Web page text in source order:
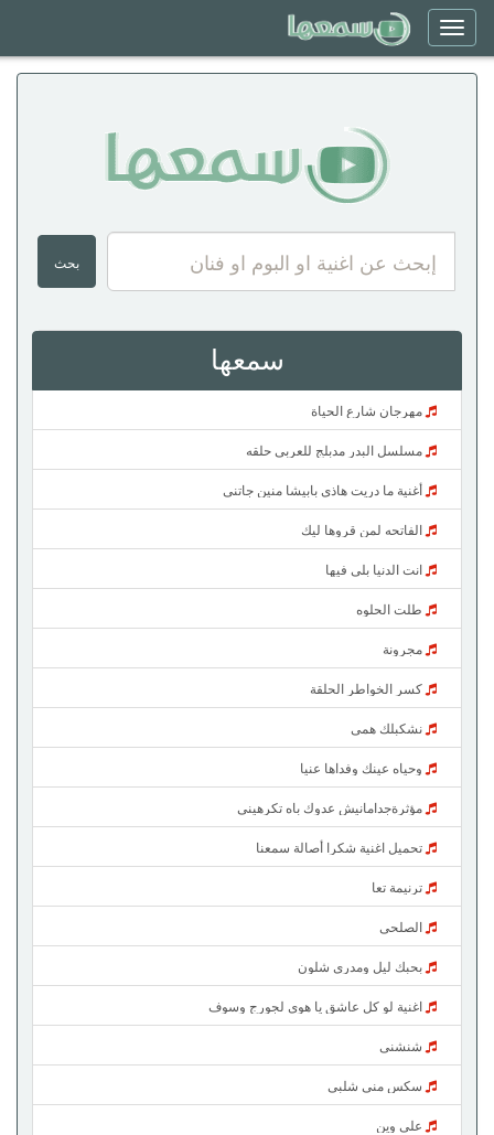
Toggle
navigation
سمعها
مهرجان شارع الحياة
مسلسل البدر مدبلج للعربي حلقه
أغنية ما دريت هاذي بابيشا منين جاتني
الفاتحه لمن قروها ليك
انت الدنيا بلي فيها
طلت الحلوه
مجرونة
كسر الخواطر الحلقة
نشكبلك همي
وحياه عينك وفداها عنيا
مؤثرةجدامانيش عدوك باه تكرهيني
تحميل اغنية شكرا أصالة سمعنا
ترنيمة تعا
الصلحي
بحبك ليل ومدري شلون
اغنية لو كل عاشق يا هوي لجورج وسوف
شنشني
سكس منى شلبي
على وين